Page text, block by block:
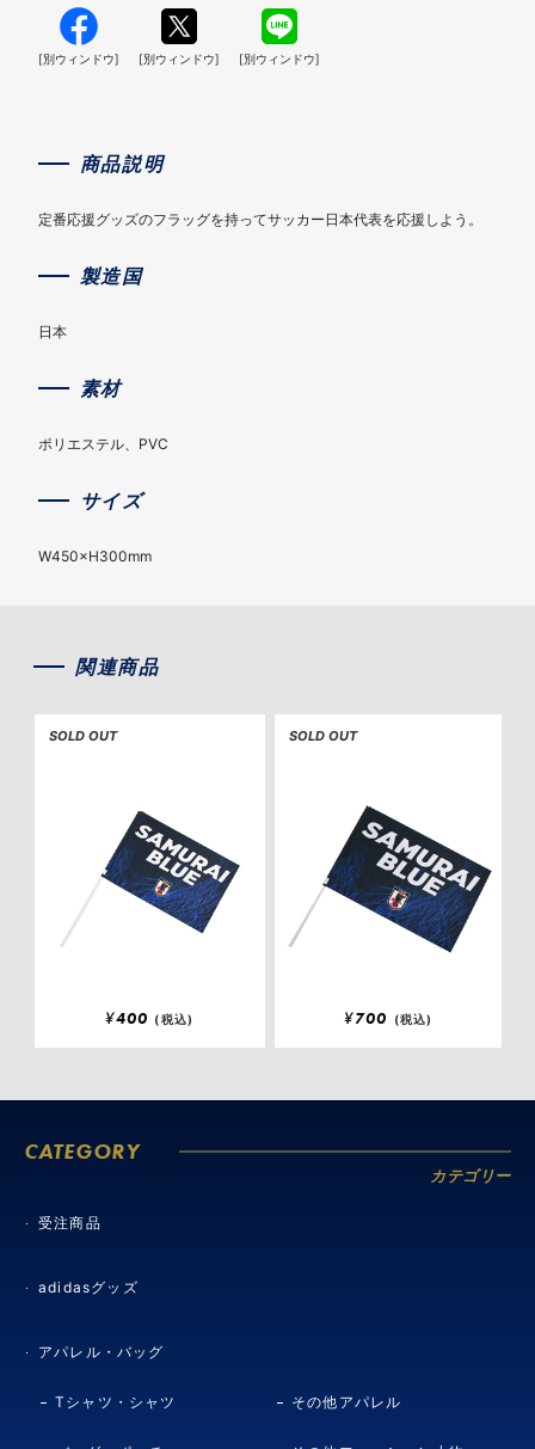
[別ウィンドウ] [別ウィンドウ] [別ウィンドウ]
商品説明
定番応援グッズのフラッグを持ってサッカー日本代表を応援しよう。
製造国
日本
素材
ポリエステル、PVC
サイズ
W450×H300mm
関連商品
SOLD OUT
¥400 (税込)
SOLD OUT
¥700 (税込)
CATEGORY
カテゴリー
受注商品
adidasグッズ
アパレル・バッグ
Tシャツ・シャツ その他アパレル